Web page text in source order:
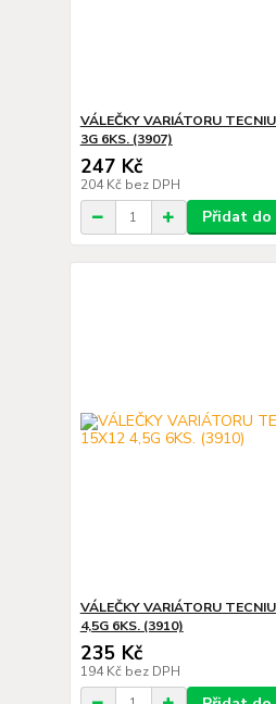
VÁLEČKY VARIÁTORU
3G 6KS. (3907)
247 Kč
204 Kč bez DPH
Přidat do
VÁLEČKY VARIÁTORU
4,5G 6KS. (3910)
235 Kč
194 Kč bez DPH